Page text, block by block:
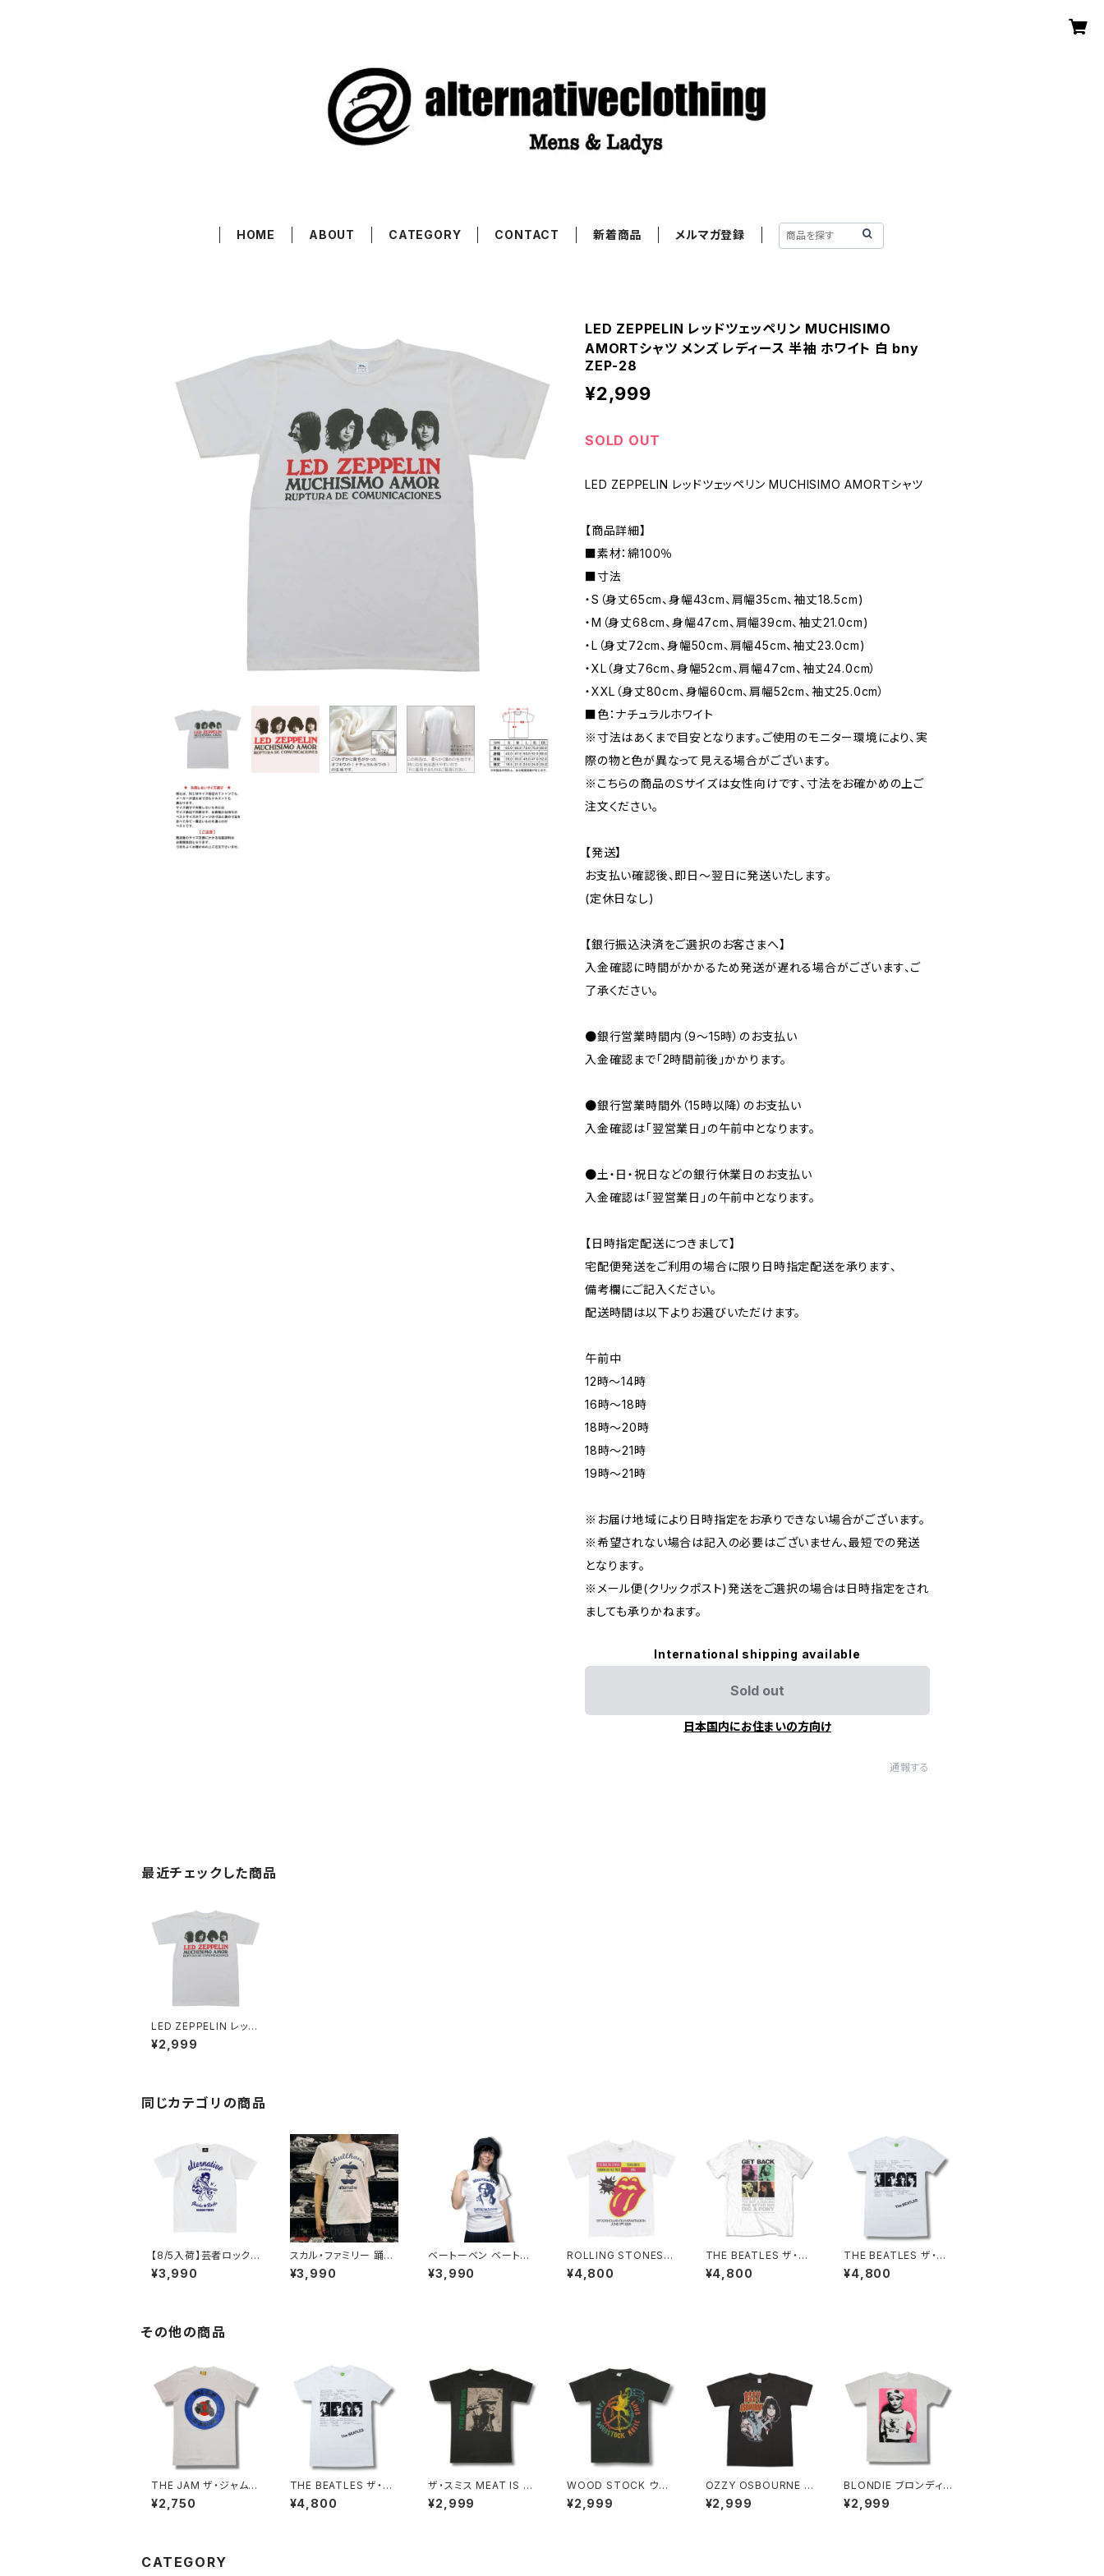
HOME ABOUT CATEGORY CONTACT 新着商品 メルマガ登録
LED ZEPPELIN レッドツェッペリン MUCHISIMO
AMORＴシャツ メンズ レディース 半袖 ホワイト 白 bny
ZEP-28
¥2,999
SOLD OUT
LED ZEPPELIN レッドツェッペリン MUCHISIMO AMORＴシャツ
【商品詳細】
■素材：綿100％
■寸法
・S（身丈65cm、身幅43cm、肩幅35cm、袖丈18.5cm)
・M（身丈68cm、身幅47cm、肩幅39cm、袖丈21.0cm)
・L（身丈72cm、身幅50cm、肩幅45cm、袖丈23.0cm)
・XL（身丈76cm、身幅52cm、肩幅47cm、袖丈24.0cm）
・XXL（身丈80cm、身幅60cm、肩幅52cm、袖丈25.0cm）
■色：ナチュラルホワイト
※寸法はあくまで目安となります。ご使用のモニター環境により、実
際の物と色が異なって見える場合がございます。
※こちらの商品のＳサイズは女性向けです、寸法をお確かめの上ご
注文ください。
【発送】
お支払い確認後、即日〜翌日に発送いたします。
(定休日なし)
【銀行振込決済をご選択のお客さまへ】
入金確認に時間がかかるため発送が遅れる場合がございます、ご
了承ください。
●銀行営業時間内（9〜15時）のお支払い
入金確認まで「2時間前後」かかります。
●銀行営業時間外（15時以降）のお支払い
入金確認は「翌営業日」の午前中となります。
●土・日・祝日などの銀行休業日のお支払い
入金確認は「翌営業日」の午前中となります。
【日時指定配送につきまして】
宅配便発送をご利用の場合に限り日時指定配送を承ります、
備考欄にご記入ください。
配送時間は以下よりお選びいただけます。
午前中
12時〜14時
16時〜18時
18時〜20時
18時〜21時
19時〜21時
※お届け地域により日時指定をお承りできない場合がございます。
※希望されない場合は記入の必要はございません、最短での発送
となります。
※メール便(クリックポスト)発送をご選択の場合は日時指定をされ
ましても承りかねます。
International shipping available
Sold out
日本国内にお住まいの方向け
通報する
最近チェックした商品
LED ZEPPELIN レッド
ツェッペリン MUCHISI
MO AMORＴシャツ メ
¥2,999
同じカテゴリの商品
【8/5入荷】芸者ロックス
ゲイシャ GEISHA RO
CKS 階Ｇ子&オルタナ
¥3,990
スカル・ファミリー 踊る
猫 白 ホワイト×ネイビ
ー ドクロ スカル Tシャ
WH altss
¥3,990
ベートーベン ベートー
ヴェン Ｔシャツ 半袖 白
ホワイト クラシック 交
¥3,990
ROLLING STONES
ローリング・ストーンズ
ストックホルム 1995 ホ
¥4,800
THE BEATLES ザ・ビ
ートルズ Tシャツ ホワ
イト GET BACK 3 SA
¥4,800
THE BEATLES ザ・ビ
ートルズ ホワイトアルバ
ム Tシャツ 白 ロックT
¥4,800
その他の商品
THE JAM ザ・ジャム
ターゲット ALL MOD
CONS Ｔシャツ 白 ホワ
ツ JAM-03
¥2,750
THE BEATLES ザ・ビ
ートルズ ホワイトアルバ
ム Tシャツ 白 ロックT
¥4,800
ザ・スミス MEAT IS M
URDER ミート・イズ・マ
ーダー THE SMITHS
¥2,999
WOOD STOCK ウッド
ストック LOVE&PEAC
E ハト ロックＴシャツ バ
¥2,999
OZZY OSBOURNE オ
ジーオズボーン BIG H
EADＴシャツ メンズ レ
¥2,999
BLONDIE ブロンディ
デボラハリー メンズ 白
ホワイト レディース ロ
¥2,999
CATEGORY